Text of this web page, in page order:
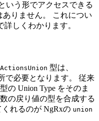
いう形でアクセスできる
ありません。 これについ
詳しくわかります。
ActionsUnion 型は、
で必要となります。 従来
の Union Type をそのま
の戻り値の型を合成する
れるのが NgRxの union